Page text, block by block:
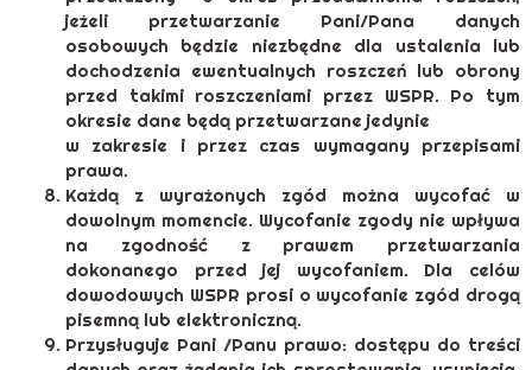
jeżeli przetwarzanie Pani/Pana danych
osobowych będzie niezbędne dla ustalenia lub
dochodzenia ewentualnych roszczeń lub obrony
przed takimi roszczeniami przez WSPR. Po tym
okresie dane będą przetwarzane jedynie
w zakresie i przez czas wymagany przepisami
prawa.
Każdą z wyrażonych zgód można wycofać w
dowolnym momencie. Wycofanie zgody nie wpływa
na zgodność z prawem przetwarzania
dokonanego przed jej wycofaniem. Dla celów
dowodowych WSPR prosi o wycofanie zgód drogą
pisemną lub elektroniczną.
Przysługuje Pani /Panu prawo: dostępu do treści